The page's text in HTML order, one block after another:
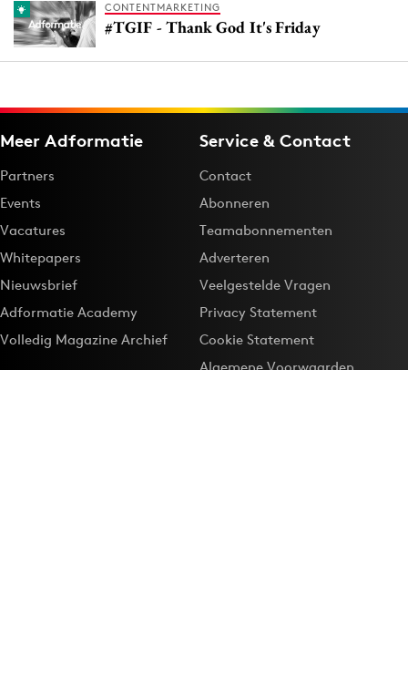
CONTENTMARKETING
#TGIF - Thank God It's Friday
Meer Adformatie
Partners
Events
Vacatures
Whitepapers
Nieuwsbrief
Adformatie Academy
Volledig Magazine Archief
Service & Contact
Contact
Abonneren
Teamabonnementen
Adverteren
Veelgestelde Vragen
Privacy Statement
Cookie Statement
Algemene Voorwaarden